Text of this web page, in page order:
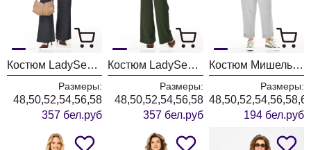
Костюм LadySecret 26251 темный графит
Размеры:
48,50,52,54,56,58
357 бел.руб
Костюм LadySecret 26251 хаки
Размеры:
48,50,52,54,56,58
357 бел.руб
Костюм Мишель Шик 1452 серый+полоска
Размеры:
194 бел.руб